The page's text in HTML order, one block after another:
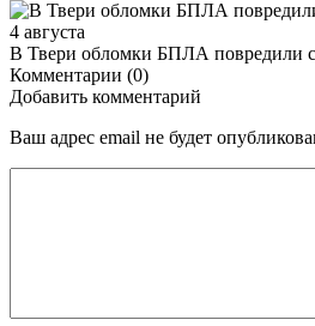
4 августа
В Твери обломки БПЛА повредили
Комментарии (0)
Добавить комментарий
Ваш адрес email не будет